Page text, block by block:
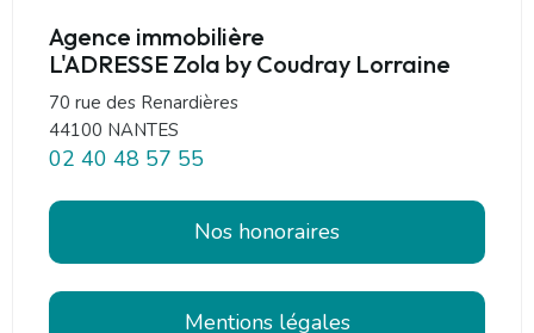
Agence immobilière
L'ADRESSE Zola by Coudray Lorraine
70 rue des Renardières
44100 NANTES
02 40 48 57 55
Nos honoraires
Mentions légales